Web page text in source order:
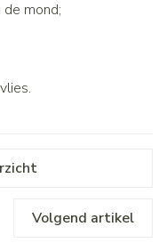
mond;
Volgend artikel